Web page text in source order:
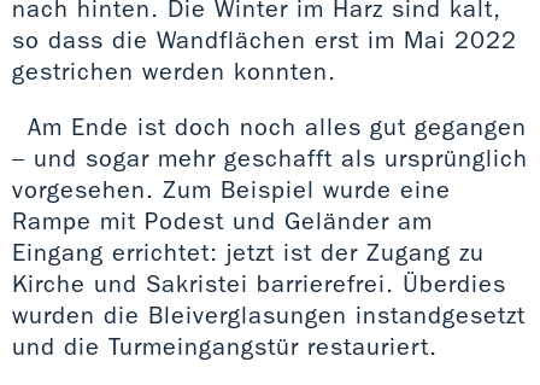
nach hinten. Die Winter im Harz sind kalt,
so dass die Wandflächen erst im Mai 2022
gestrichen werden konnten.
Am Ende ist doch noch alles gut gegangen
– und sogar mehr geschafft als ursprünglich
vorgesehen. Zum Beispiel wurde eine
Rampe mit Podest und Geländer am
Eingang errichtet: jetzt ist der Zugang zu
Kirche und Sakristei barrierefrei. Überdies
wurden die Bleiverglasungen instandgesetzt
und die Turmeingangstür restauriert.